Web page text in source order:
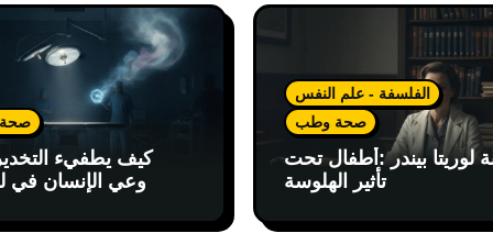
كيف يطفيء
وعي الإنسان في
الفلسفة - علم النفس
صحة وطب
لوريتا بيندر :أطفال تحت
تأثير الهلوسة